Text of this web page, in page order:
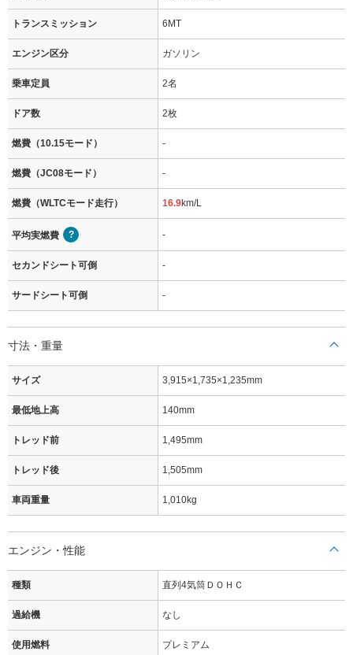
トランスミッション 6MT
エンジン区分 ガソリン
乗車定員 2名
ドア数 2枚
燃費（10.15モード） -
燃費（JC08モード） -
燃費（WLTCモード走行） 16.9km/L
平均実燃費 -
セカンドシート可倒 -
サードシート可倒 -
寸法・重量
サイズ 3,915×1,735×1,235mm
最低地上高 140mm
トレッド前 1,495mm
トレッド後 1,505mm
車両重量 1,010kg
エンジン・性能
種類 直列4気筒ＤＯＨＣ
過給機 なし
使用燃料 プレミアム